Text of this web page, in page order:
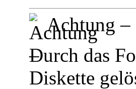
Achtung –
Durch das
Diskette